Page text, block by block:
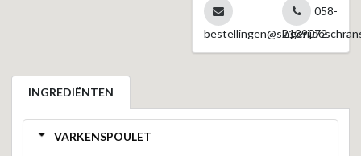
058-
2139072
INGREDIËNTEN
VARKENSPOULET